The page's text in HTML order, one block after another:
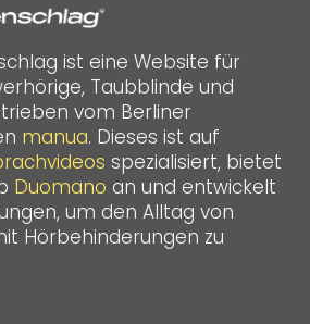
ist eine Website für
Taubblinde und
vom Berliner
manua. Dieses ist auf
spezialisiert, bietet
Duomano an und entwickelt
um den Alltag von
Hörbehinderungen zu